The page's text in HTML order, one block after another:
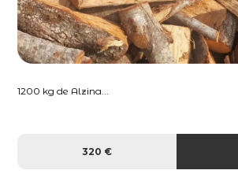
1200 kg de Alzina...
320 €